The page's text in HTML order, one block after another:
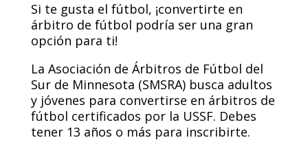
Si te gusta el fútbol, ¡convertirte en
árbitro de fútbol podría ser una gran
opción para ti!
La Asociación de Árbitros de Fútbol del
Sur de Minnesota (SMSRA) busca adultos
y jóvenes para convertirse en árbitros de
fútbol certificados por la USSF. Debes
tener 13 años o más para inscribirte.